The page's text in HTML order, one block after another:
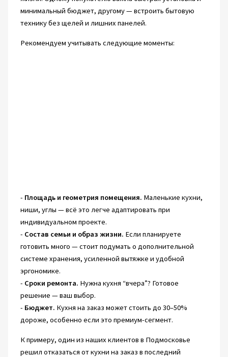
минимальный бюджет, другому — встроить бытовую
технику без щелей и лишних панелей.
Рекомендуем учитывать следующие моменты:
- Площадь и геометрия помещения. Маленькие кухни,
ниши, углы — всё это легче адаптировать при
индивидуальном проекте.
- Состав семьи и образ жизни. Если планируете
готовить много — стоит подумать о дополнительной
системе хранения, усиленной вытяжке и удобной
эргономике.
- Сроки ремонта. Нужна кухня “вчера”? Готовое
решение — ваш выбор.
- Бюджет. Кухня на заказ может стоить до 30–50%
дороже, особенно если это премиум-сегмент.
К примеру, один из наших клиентов в Подмосковье
решил отказаться от кухни на заказ в последний